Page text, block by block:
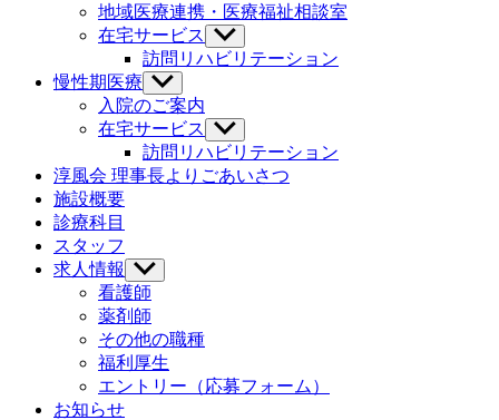
ュ
を
地域医療連携・医療福祉相談室
在宅サービス
サ
ブ
ュ
ー
を
表
訪問リハビリテーション
慢性期医療 サ
ブ
ニ
ュ
ー
入院のご案内
在宅サービス
サ
ブ
メ
訪問リハビリテーション
淳風会 理事長よりごあいさつ
施設概要
診療科目
スタッフ
求人情報
サ
ブ
メ
ニ
ュ
ー
を
看護師
薬剤師
その他の職種
福利厚生
エントリー（応募フォーム）
お知らせ